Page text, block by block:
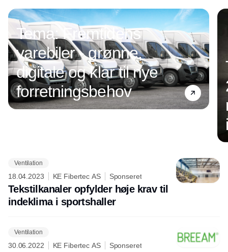
Tema: Fremtidens
varebiler - grønne,
digitale og klar til nye
forretningsbehov
Ventilation
18.04.2023 KE Fibertec AS Sponseret
Tekstilkanaler opfylder høje krav til
indeklima i sportshaller
Ventilation
30.06.2022 KE Fibertec AS Sponseret